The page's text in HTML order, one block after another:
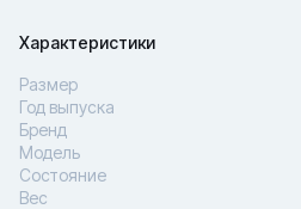
Характеристики
Размер
Год выпуска
Бренд
Модель
Состояние
Вес